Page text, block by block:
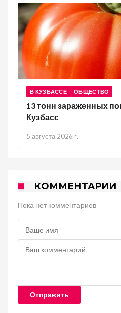
В КУЗБАССЕ ОБЩЕСТВО
13 тонн зараженных
Кузбасс
5 августа 2026 г.
КОММЕНТАРИИ
Пока нет комментариев
Отправить